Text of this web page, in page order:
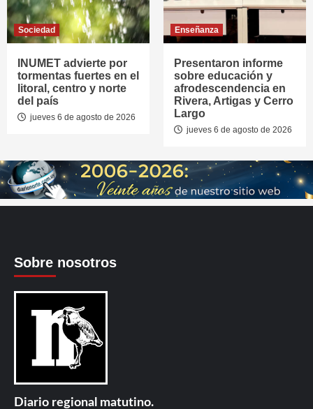
Sociedad
INUMET advierte por
tormentas fuertes en el
litoral, centro y norte
del país
jueves 6 de agosto de 2026
Enseñanza
Presentaron informe
sobre educación y
afrodescendencia en
Rivera, Artigas y Cerro
Largo
jueves 6 de agosto de 2026
Sobre nosotros
Diario regional matutino.